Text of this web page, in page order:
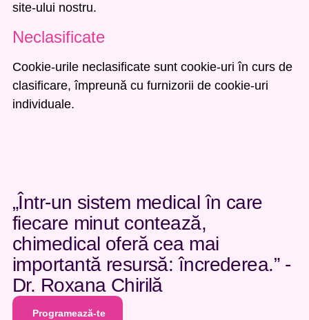
site-ului nostru.
Neclasificate
Cookie-urile neclasificate sunt cookie-uri în curs de
clasificare, împreună cu furnizorii de cookie-uri
individuale.
„Într-un sistem medical în care
fiecare minut contează,
chimedical oferă cea mai
importantă resursă: încrederea.” -
Dr. Roxana Chirilă
Programează-te